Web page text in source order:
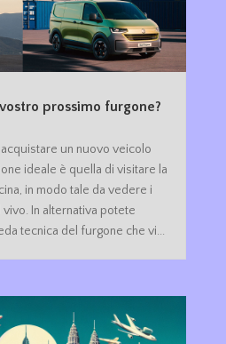
prossimo furgone?
un nuovo veicolo
ideale è quella di visitare la
in modo tale da vedere i
In alternativa potete
tecnica del furgone che vi...